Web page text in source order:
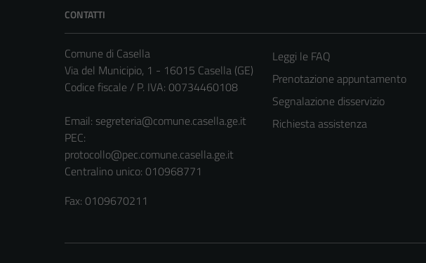
CONTATTI
Comune di Casella
Via del Municipio, 1 - 16015 Casella (GE)
Codice fiscale / P. IVA: 00734460108
Email: segreteria@comune.casella.ge.it
PEC:
protocollo@pec.comune.casella.ge.it
Centralino unico: 010968771
Fax: 0109670211
Leggi le FAQ
Prenotazione appuntamento
Segnalazione disservizio
Richiesta assistenza